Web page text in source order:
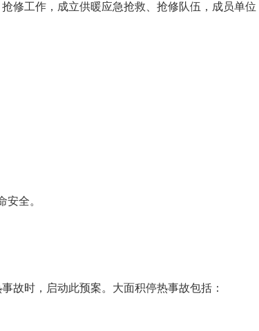
工作，成立供暖应急抢救、抢修队伍，成员单位
全。
时，启动此预案。大面积停热事故包括：